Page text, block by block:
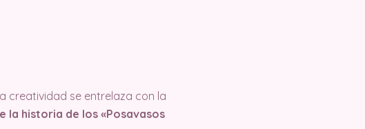
creatividad se entrelaza con la
la historia de los «Posavasos